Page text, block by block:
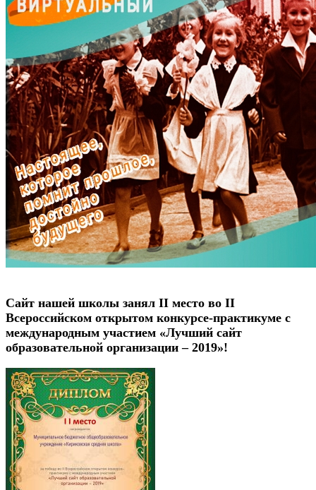
Сайт нашей школы занял II место во II
Всероссийском открытом конкурсе-практикуме с
международным участием «Лучший сайт
образовательной организации – 2019»!